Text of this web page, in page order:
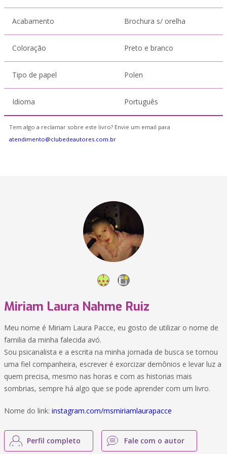
Acabamento Brochura s/ orelha
Coloração Preto e branco
Tipo de papel Polen
Idioma Português
Tem algo a reclamar sobre este livro? Envie um email para
atendimento@clubedeautores.com.br
Miriam Laura Nahme Ruiz
Meu nome é Miriam Laura Pacce, eu gosto de utilizar o nome de
familia da minha falecida avó.
Sou psicanalista e a escrita na minha jornada de busca se tornou
uma fiel companheira, escrever é exorcizar demônios e levar luz a
quem precisa, mesmo nas horas e com as historias mais
sombrias, sempre há algo que se pode aprender com um livro.
Nome do link: instagram.com/msmiriamlaurapacce
Perfil completo Fale com o autor